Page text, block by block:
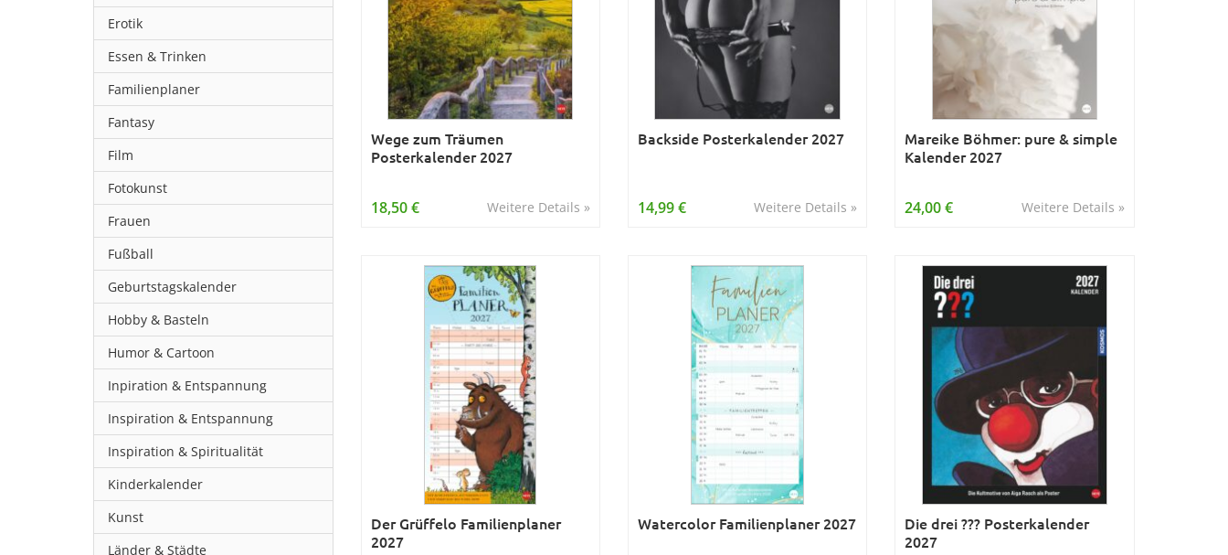
Erotik
Essen & Trinken
Familienplaner
Fantasy
Film
Fotokunst
Frauen
Fußball
Geburtstagskalender
Hobby & Basteln
Humor & Cartoon
Inpiration & Entspannung
Inspiration & Entspannung
Inspiration & Spiritualität
Kinderkalender
Kunst
Länder & Städte
Wege zum Träumen
Posterkalender 2027
Weitere Details »
18,50 €
Backside Posterkalender 2027
Weitere Details »
14,99 €
Mareike Böhmer: pure & simple
Kalender 2027
Weitere Details »
24,00 €
Der Grüffelo Familienplaner
2027
Watercolor Familienplaner 2027
Die drei ??? Posterkalender
2027